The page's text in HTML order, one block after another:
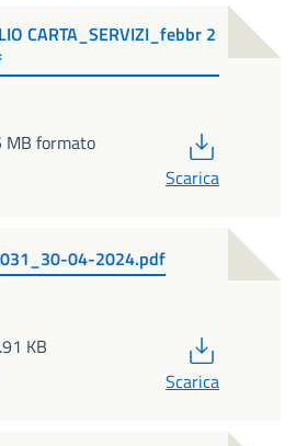
CARTA_SERVIZI_febbr 2
MB formato
Scarica
04-2024.pdf
KB
Scarica